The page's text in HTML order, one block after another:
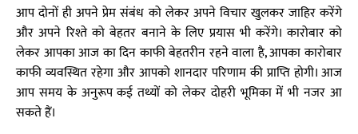
आप दोनों ही अपने प्रेम संबंध को लेकर अपने विचार खुलकर जाहिर करेंगे
और अपने रिश्ते को बेहतर बनाने के लिए प्रयास भी करेंगे। कारोबार को
लेकर आपका आज का दिन काफी बेहतरीन रहने वाला है, आपका कारोबार
काफी व्यवस्थित रहेगा और आपको शानदार परिणाम की प्राप्ति होगी। आज
आप समय के अनुरूप कई तथ्यों को लेकर दोहरी भूमिका में भी नजर आ
सकते हैं।